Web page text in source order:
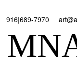
916|689-7970